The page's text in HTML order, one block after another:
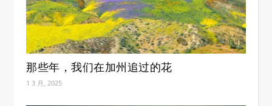
那些年，我们在加州追过的花
1 3 月, 2025